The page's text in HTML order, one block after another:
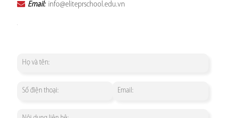
Email: info@eliteprschool.edu.vn